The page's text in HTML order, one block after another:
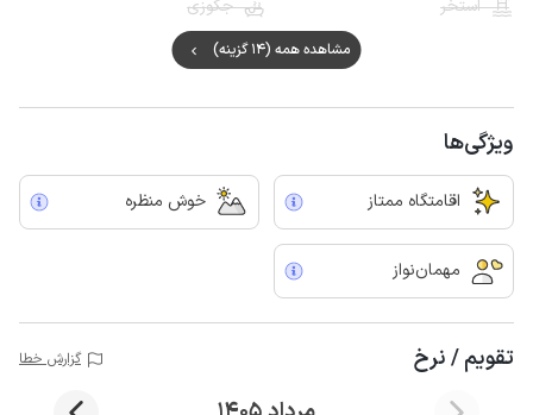
استخر
جکوزی
مشاهده همه (14 گزینه)
ویژگی‌ها
اقامتگاه ممتاز خوش منظره
مهمان‌نواز
تقویم / نرخ گزارش خطا